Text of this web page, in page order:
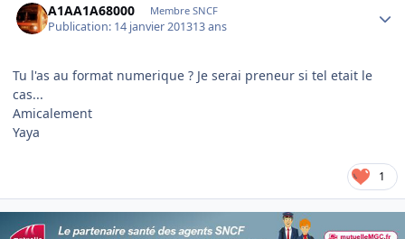
A1AA1A68000 Membre SNCF
Publication: 14 janvier 201313 ans
Tu l'as au format numerique ? Je serai preneur si tel etait le
cas...
Amicalement
Yaya
1